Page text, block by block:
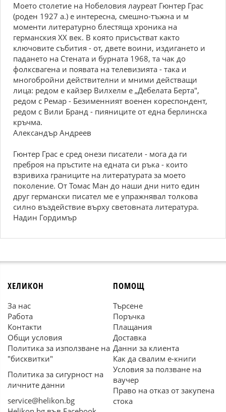
Моето столетие на Нобеловия лауреат Гюнтер Грас
(роден 1927 а.) е интересна, смешно-тъжна и м
моменти литературно блестяща хроника на
германския ХХ век. В която присъстват както
ключовите събития - от, двете воини, издигането и
падането на Стената и бурната 1968, та чак до
фолксвагена и появата на телевизията - така и
многобройни действителни и мними действащи
лица: редом е кайзер Вилхелм е „Дебелата Берта",
редом с Ремар - Безименният военен кореспондент,
редом с Вили Бранд - пияниците от една берлинска
кръчма.
Александър Андреев
Гюнтер Грас е сред онези писатели - мога да ги
преброя на пръстите на едната си ръка - които
взривиха границите на литературата за моето
поколение. От Томас Ман до наши дни нито един
друг германски писател ме е упражнявал толкова
силно въздействие върху световната литература.
Надин Гордимър
ХЕЛИКОН
За нас
Работа
Контакти
Общи условия
Политика за използване на
"бисквитки"
Политика за сигурност на
личните данни
service@helikon.bg
ПОМОЩ
Търсене
Поръчка
Плащания
Доставка
Данни за клиента
Как да свалим е-книги
Условия за ползване на
ваучер
Право на отказ от закупена
стока